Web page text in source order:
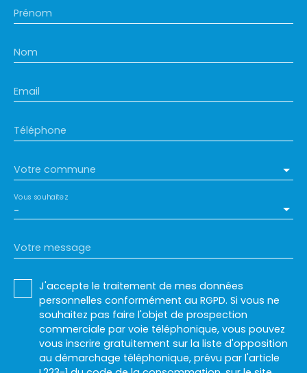
Prénom
Nom
Email
Téléphone
Votre commune
-
Vous souhaitez
Votre message
J'accepte le traitement de mes données
personnelles conformément au RGPD. Si vous ne
souhaitez pas faire l'objet de prospection
commerciale par voie téléphonique, vous pouvez
vous inscrire gratuitement sur la liste d'opposition
au démarchage téléphonique, prévu par l'article